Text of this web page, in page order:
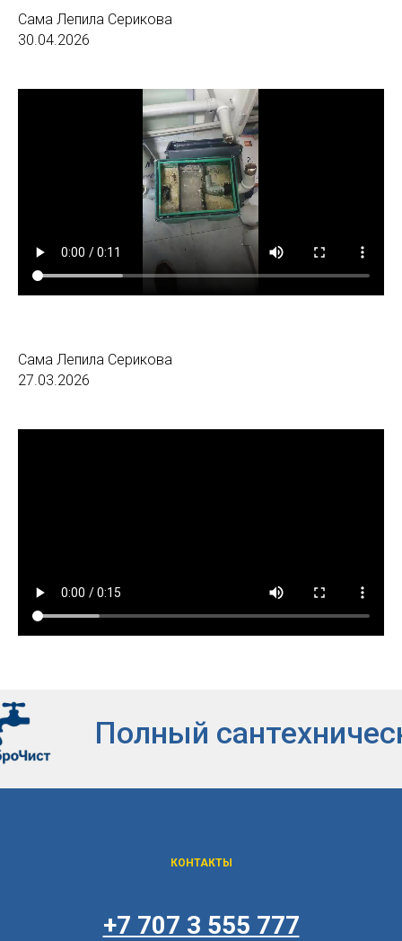
Сама Лепила Серикова
30.04.2026
Сама Лепила Серикова
27.03.2026
Полный
КОНТАКТЫ
+7 707 3 555 777